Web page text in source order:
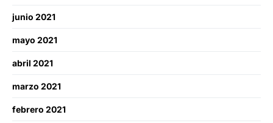
junio 2021
mayo 2021
abril 2021
marzo 2021
febrero 2021